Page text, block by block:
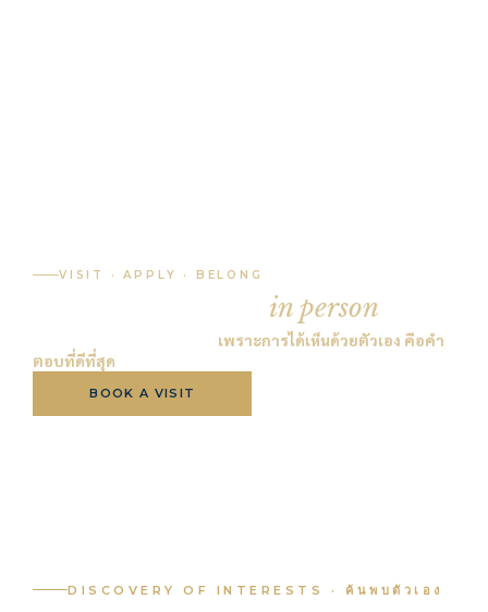
VISIT · APPLY · BELONG
in person
เพราะการได้เห็นด้วยตัวเอง คือคำ
ตอบที่ดีที่สุด
BOOK A VISIT
DISCOVERY OF INTERESTS · ค้นพบตัวเอง